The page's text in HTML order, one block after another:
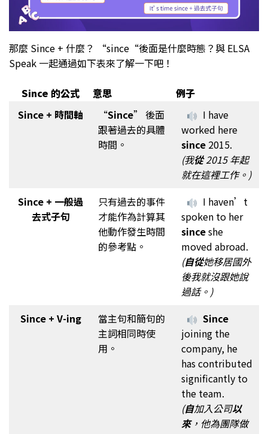
那麼 Since + 什麼？ “since“後面是什麼時態？與 ELSA
Speak 一起通過如下表來了解一下吧！
Since 的公式 意思
例子
Since + 時間軸
“Since” 後面
跟著過去的具體
時間。
I have
worked here
since 2015.
(我從2015 年起
就在這裡工作。)
Since + 一般過
去式子句
只有過去的事件
才能作為計算其
他動作發生時間
的參考點。
I haven’t
spoken to her
sinceshe
moved abroad.
(自從她移居國外
後我就沒跟她說
過話。)
Since + V-ing
當主句和簡句的
主詞相同時使
用。
Since
joining the
company, he
has contributed
significantly to
the team.
(自加入公司以
來，他為團隊做